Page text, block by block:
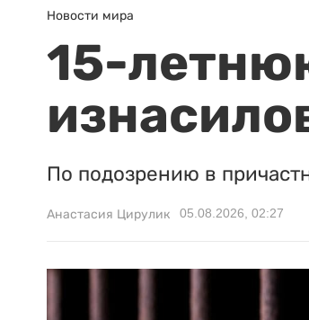
Новости мира
15-
По подозрению в
Анастасия Цирулик 05.08.2026, 02:27